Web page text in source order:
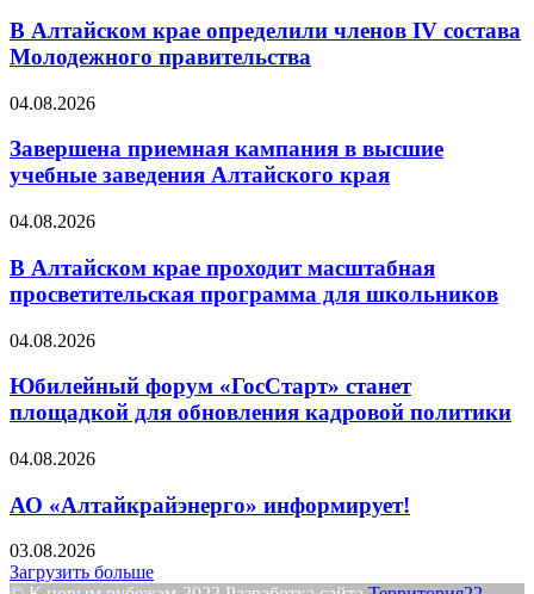
В Алтайском крае определили членов IV состава
Молодежного правительства
04.08.2026
Завершена приемная кампания в высшие
учебные заведения Алтайского края
04.08.2026
В Алтайском крае проходит масштабная
просветительская программа для школьников
04.08.2026
Юбилейный форум «ГосСтарт» станет
площадкой для обновления кадровой политики
04.08.2026
АО «Алтайкрайэнерго» информирует!
03.08.2026
Загрузить больше